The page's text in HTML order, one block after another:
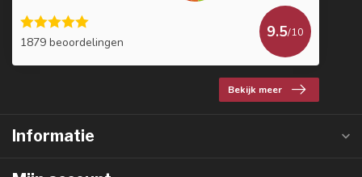
1879 beoordelingen
9.5/10
Bekijk meer
Informatie